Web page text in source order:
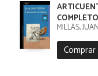
MILLÁS,
Comprar